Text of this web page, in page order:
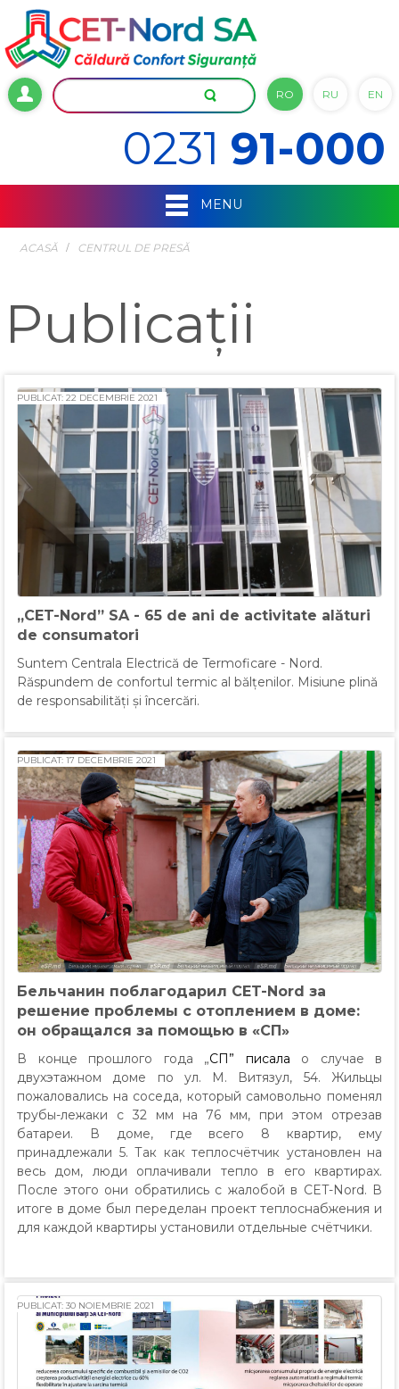
RO RU EN
0231 91-000
MENU
ACASĂ СENTRUL DE PRESĂ
Publicații
„CET-Nord” SA - 65 de ani de activitate alături
de consumatori
PUBLICAT: 22 DECEMBRIE 2021
Suntem Centrala Electrică de Termoficare - Nord.
Răspundem de confortul termic al bălțenilor. Misiune plină
de responsabilități și încercări.
Бельчанин поблагодарил CET-Nord за
решение проблемы с отоплением в доме:
он обращался за помощью в «СП»
PUBLICAT: 17 DECEMBRIE 2021
В конце прошлого года „СП” писала о случае в
двухэтажном доме по ул. М. Витязул, 54. Жильцы
пожаловались на соседа, который самовольно поменял
трубы-лежаки с 32 мм на 76 мм, при этом отрезав
батареи. В доме, где всего 8 квартир, ему
принадлежали 5. Так как теплосчётчик установлен на
весь дом, люди оплачивали тепло в его квартирах.
После этого они обратились с жалобой в CET-Nord. В
итоге в доме был переделан проект теплоснабжения и
для каждой квартиры установили отдельные счётчики.
PUBLICAT: 30 NOIEMBRIE 2021